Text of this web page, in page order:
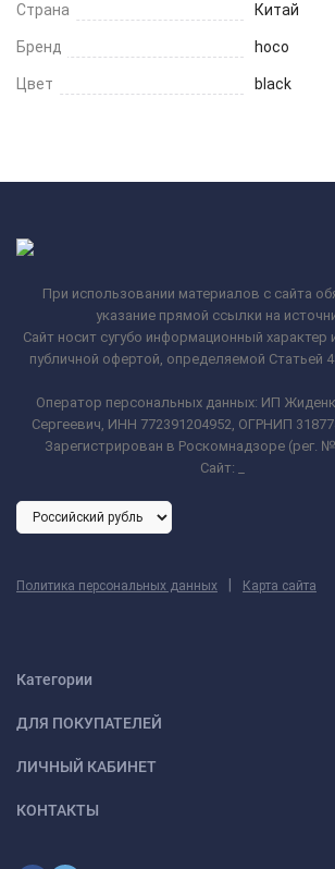
Страна Китай
Бренд hoco
Цвет black
При использовании материалов с сайта
указание прямой ссылки на
Сайт носит сугубо информационный характер
публичной офертой, определяемой Статьей
Оператор персональных данных: ИП
Сергеевич, ИНН 772391204952, ОГРНИП
Зарегистрирован в Роскомнадзоре (рег.
Сайт:
Политика персональных данных Карта сайта
Категории
ДЛЯ ПОКУПАТЕЛЕЙ
ЛИЧНЫЙ КАБИНЕТ
КОНТАКТЫ